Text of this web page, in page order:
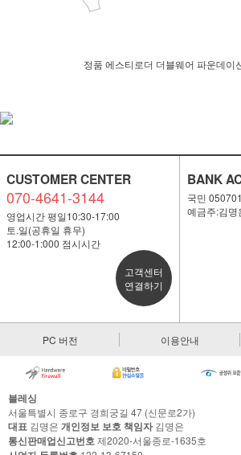
정품 에스티로더 더블웨어 파운데이
CUSTOMER CENTER
070-4641-3144
영업시간 평일10:30-17:00
토.일(공휴일 휴무)
12:00-1:000 점시시간
고객센터
연결하기
BANK
국민
예금주:김명
PC 버전 이용안내
블레싱
서울특별시 종로구 경희궁길 47 (신문로2가)
대표 김명은 개인정보 보호 책임자김명은
통신판매업신고번호제2020-서울종로-1635호